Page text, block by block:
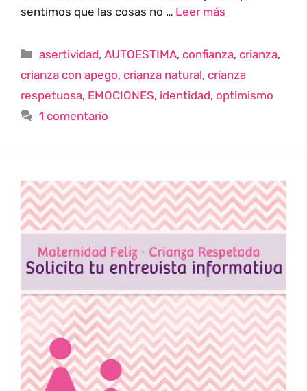
sentimos que las cosas no … Leer más
asertividad,AUTOESTIMA,confianza,crianza,
crianza con apego, crianza natural, crianza
respetuosa, EMOCIONES, identidad, optimismo
1 comentario